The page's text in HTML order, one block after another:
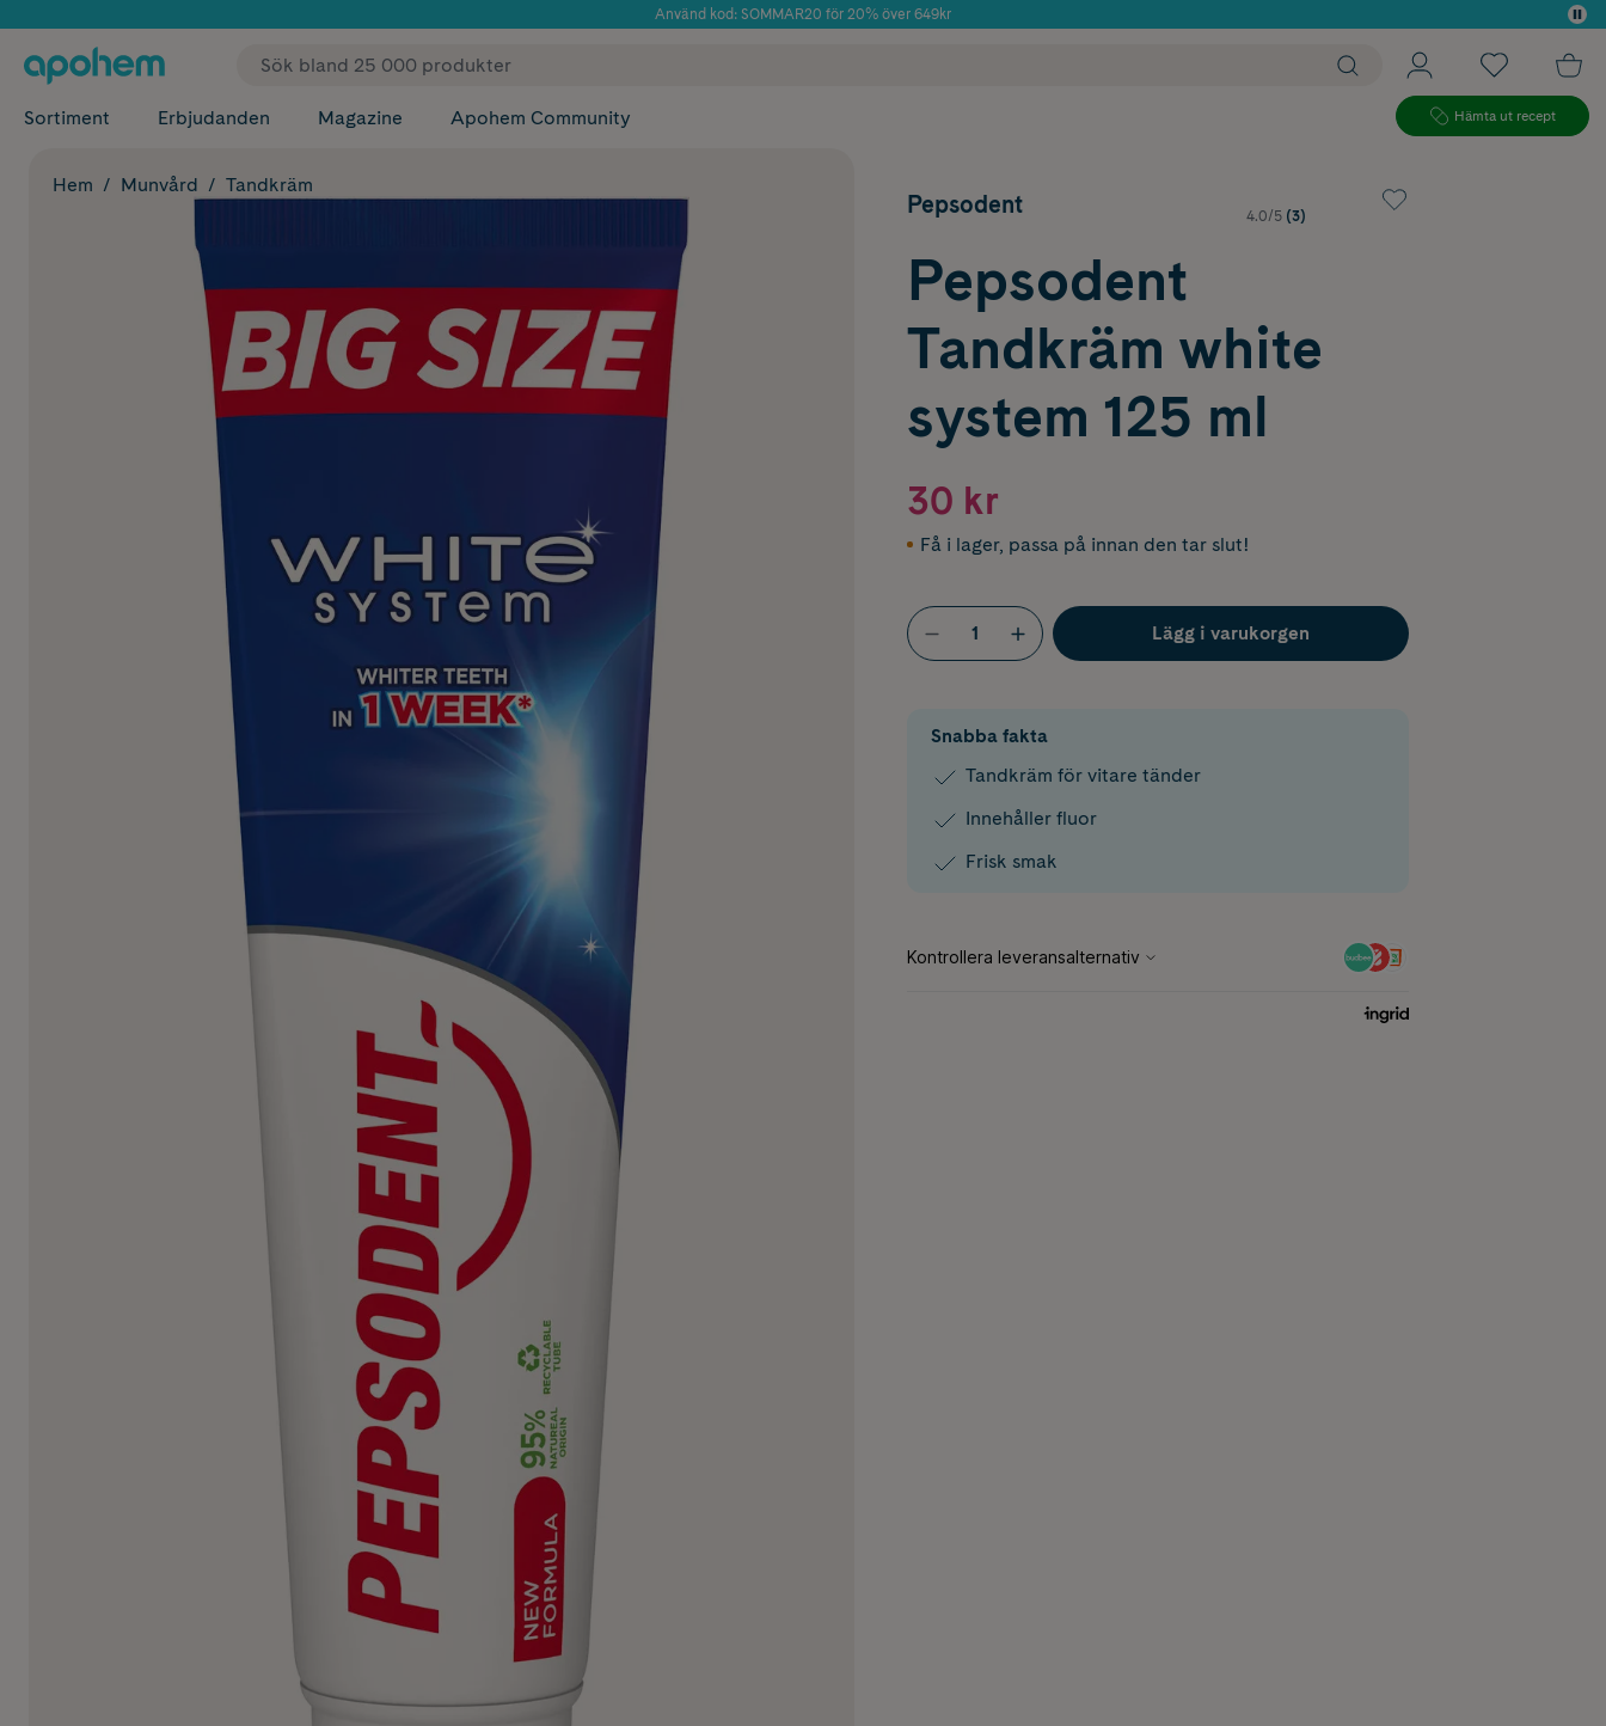
Använd kod: SOMMAR20 för 20% över 649kr
✓ Fri frakt
Sortiment Erbjudanden Magazine Apohem Community Hämta ut recept
Hem Munvård Tandkräm
Pepsodent 4.0/5 (3)
Pepsodent
Tandkräm white
system 125 ml
30 kr
Få i lager, passa på innan den tar slut!
Lägg i varukorgen
Snabba fakta
Tandkräm för vitare tänder
Innehåller fluor
Frisk smak